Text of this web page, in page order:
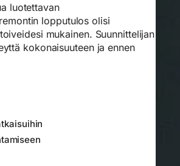
luotettavan
lopputulos olisi
mukainen. Suunnittelijan
kokonaisuuteen ja ennen